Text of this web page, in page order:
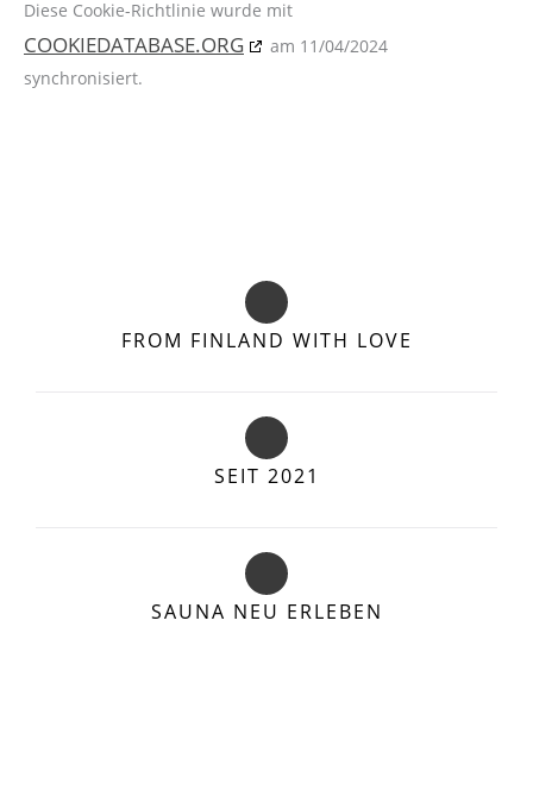
Diese Cookie-Richtlinie wurde mit
COOKIEDATABASE.ORG
am 11/04/2024
synchronisiert.
FROM FINLAND WITH LOVE
SEIT 2021
SAUNA NEU ERLEBEN